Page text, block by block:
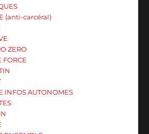
(anti-carcéral)
ZERO
FORCE
INFOS AUTONOMES